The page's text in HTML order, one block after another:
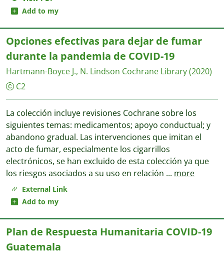
Add to my
External Link
Add to my
Opciones efectivas para dejar de fumar
durante la pandemia de COVID-19
Hartmann-Boyce J., N. Lindson Cochrane Library(2020)
C2
La colección incluye revisiones Cochrane sobre los
siguientes temas: medicamentos; apoyo conductual; y
abandono gradual. Las intervenciones que imitan el
acto de fumar, especialmente los cigarrillos
electrónicos, se han excluido de esta colección ya que
los riesgos asociados a su uso en relación ... more
Plan de Respuesta Humanitaria COVID-19
Guatemala